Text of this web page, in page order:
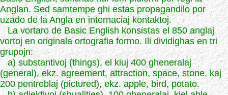
Anglan. Sed samtempe ghi estas propagandilo por
uzado de la Angla en internaciaj kontaktoj.
La vortaro de Basic English konsistas el 850 anglaj
vortoj en originala ortografia formo. Ili dividighas en tri
grupojn:
a) substantivoj (things), el kiuj 400 gheneralaj
(general), ekz. agreement, attraction, space, stone, kaj
200 pentreblaj (pictured), ekz. apple, bird, potato.